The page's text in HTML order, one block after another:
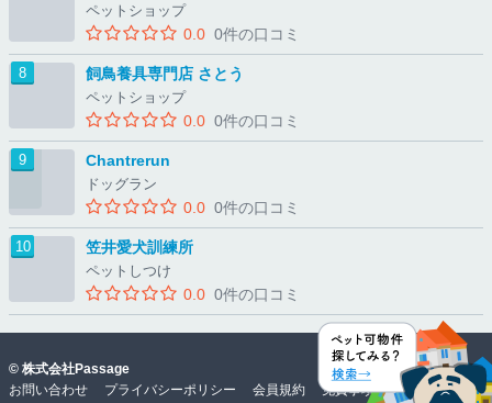
ペットショップ
0.0 0件の口コミ
飼鳥養具専門店 さとう
ペットショップ
0.0 0件の口コミ
Chantrerun
ドッグラン
0.0 0件の口コミ
笠井愛犬訓練所
ペットしつけ
0.0 0件の口コミ
© 株式会社Passage
お問い合わせ
プライバシーポリシー 会員規約 免責事項・動作環境
物件